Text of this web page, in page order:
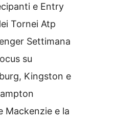
e Entry
Tornei Atp
Settimana
su
Kingston e
Mackenzie e la